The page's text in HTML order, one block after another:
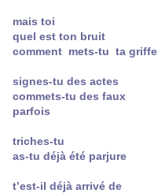
mais toi
quel est ton bruit
comment mets-tu ta griffe
signes-tu des actes
commets-tu des faux
parfois
triches-tu
as-tu déjà été parjure
t’est-il déjà arrivé de